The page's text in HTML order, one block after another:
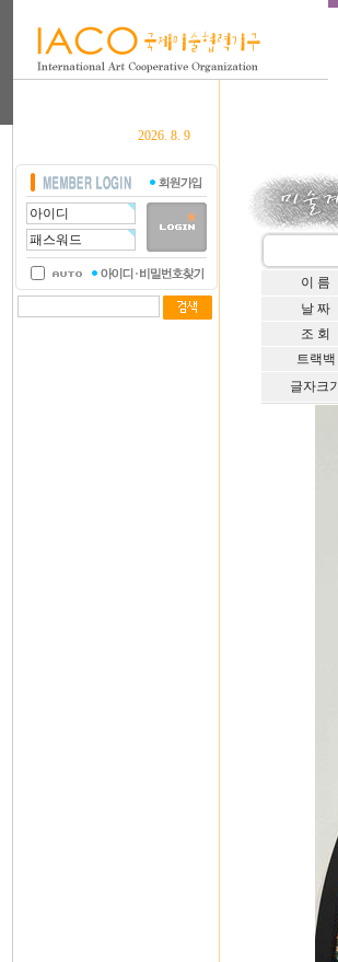
2026. 8. 9
이 름
날 짜
조 회
트랙백
글자크기